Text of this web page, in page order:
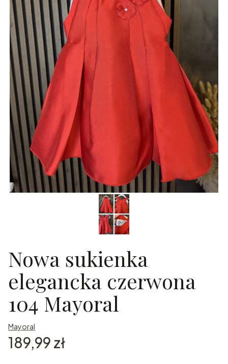
Nowa sukienka
elegancka czerwona
104 Mayoral
Mayoral
Cena
189,99 zł